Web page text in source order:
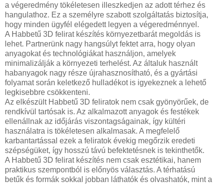
a végeredmény tökéletesen illeszkedjen az adott térhez és
hangulathoz. Ez a személyre szabott szolgáltatás biztosítja,
hogy minden ügyfél elégedett legyen a végeredménnyel.
A Habbetű 3D felirat készítés környezetbarát megoldás is
lehet. Partnerünk nagy hangsúlyt fektet arra, hogy olyan
anyagokat és technológiákat használjon, amelyek
minimalizálják a környezeti terhelést. Az általuk használt
habanyagok nagy része újrahasznosítható, és a gyártási
folyamat során keletkező hulladékot is igyekeznek a lehető
legkisebbre csökkenteni.
Az elkészült Habbetű 3D feliratok nem csak gyönyörűek, de
rendkívül tartósak is. Az alkalmazott anyagok és festékek
ellenállnak az időjárás viszontagságainak, így kültéri
használatra is tökéletesen alkalmasak. A megfelelő
karbantartással ezek a feliratok évekig megőrzik eredeti
szépségüket, így hosszú távú befektetésnek is tekinthetők.
A Habbetű 3D felirat készítés nem csak esztétikai, hanem
praktikus szempontból is előnyös választás. A térhatású
betűk és formák sokkal jobban láthatók és olvashatók, mint a